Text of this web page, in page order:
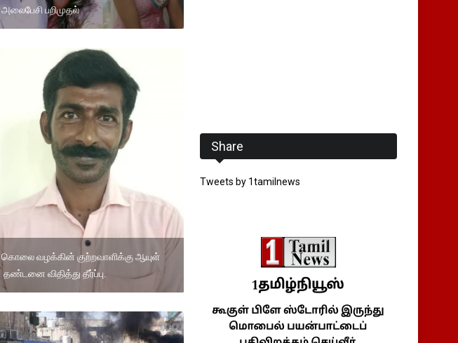
அலைபேசி பறிமுதல்
கொலை வழக்கின் குற்றவாளிக்கு ஆயுள்
தண்டனை விதித்து தீர்ப்பு.
Share
Tweets by 1tamilnews